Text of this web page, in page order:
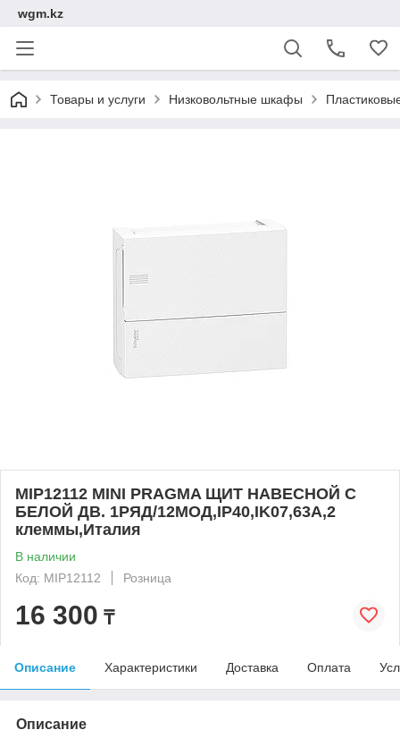
wgm.kz
Товары и услуги Низковольтные шкафы
MIP12112 MINI PRAGMA ЩИТ НАВЕСНОЙ С
БЕЛОЙ ДВ. 1РЯД/12МОД,IP40,IK07,63А,2
клеммы,Италия
В наличии
Код: MIP12112
Розница
16 300 ₸
Описание Характеристики Доставка Оплата
Описание